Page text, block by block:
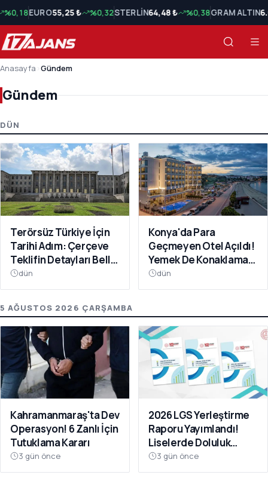
%0,18EURO55,25 ₺ %0,32STERLİN64,48 ₺ %0,38GRAM ALTIN
Anasayfa Gündem
Gündem
Gündem Son Haberler
DÜN
Terörsüz Türkiye İçin
Tarihi Adım: Çerçeve
Teklifin Detayları Belli
Oldu
dün
Konya'da Para
Geçmeyen Otel Açıldı!
Yemek De Konaklama
Da Ücretsiz
dün
5 AĞUSTOS 2026 ÇARŞAMBA
Kahramanmaraş'ta Dev
Operasyon! 6 Zanlı İçin
Tutuklama Kararı
3 gün önce
2026 LGS Yerleştirme
Raporu Yayımlandı!
Liselerde Doluluk
Yüzde 95'i Aştı
3 gün önce